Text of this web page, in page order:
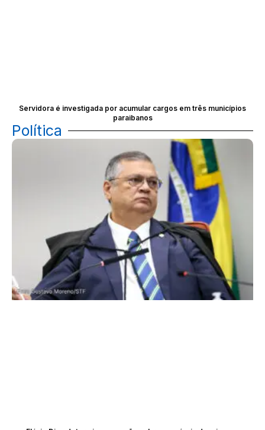
Servidora é investigada por acumular cargos em três municípios
paraibanos
Política